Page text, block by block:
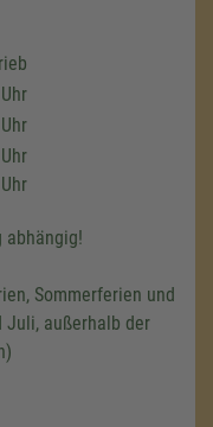
abhängig!
Sommerferien und
Juli, außerhalb der